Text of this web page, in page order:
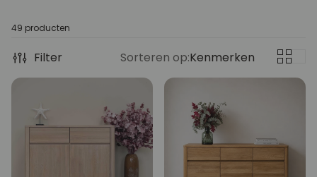
Dressoirs
Kasten
Kapstokken
49 producten
Filter Sorteren op:Kenmerken